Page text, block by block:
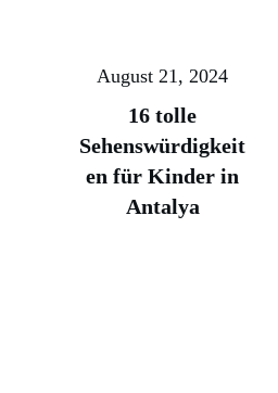
August 21, 2024
16 tolle
Sehenswürdigkeit
en für Kinder in
Antalya